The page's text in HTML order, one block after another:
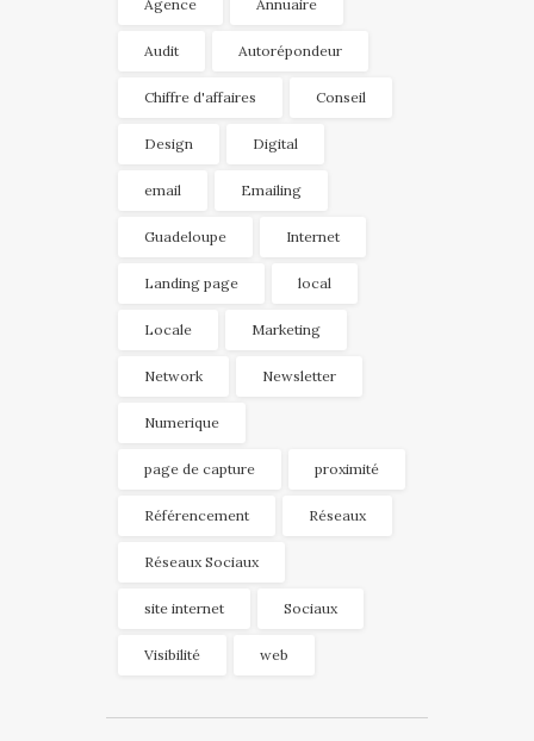
Agence Annuaire
Audit Autorépondeur
Chiffre d'affaires Conseil
Design Digital
email Emailing
Guadeloupe Internet
Landing page local
Locale Marketing
Network Newsletter
Numerique
page de capture proximité
Référencement Réseaux
Réseaux Sociaux
site internet Sociaux
Visibilité web